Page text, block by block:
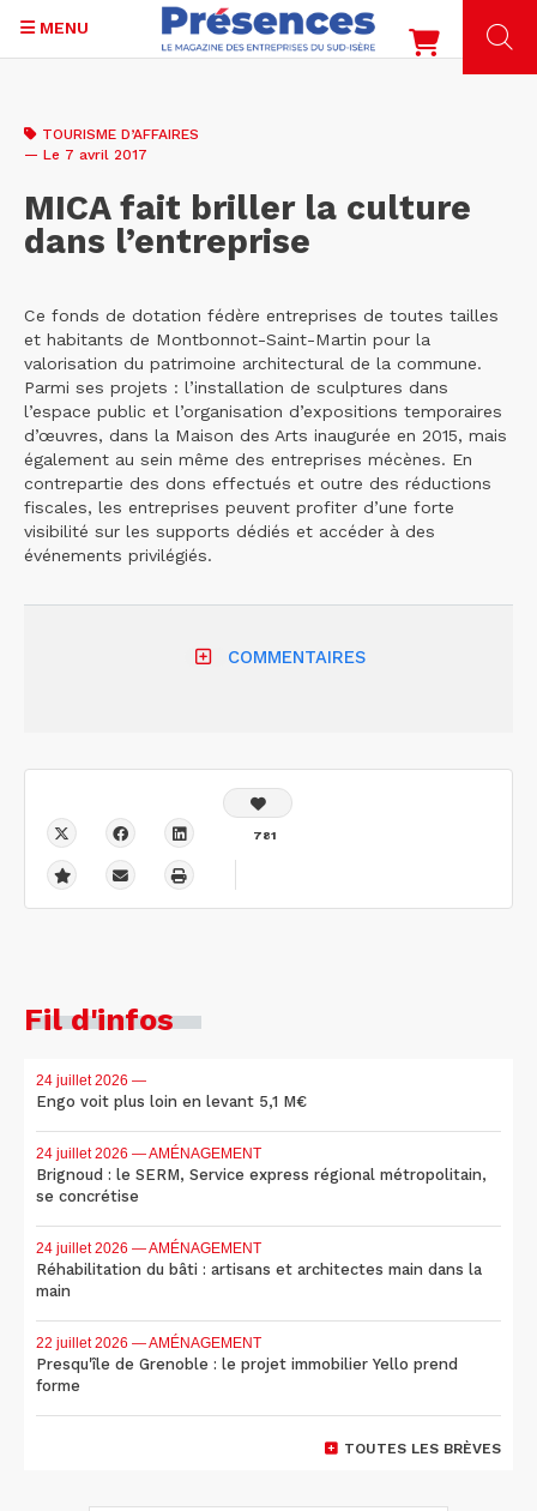
contenu
MENU
TOURISME D’AFFAIRES
— Le 7 avril 2017
MICA fait briller la culture
dans l’entreprise
Ce fonds de dotation fédère entreprises de toutes tailles
et habitants de Montbonnot-Saint-Martin pour la
valorisation du patrimoine architectural de la commune.
Parmi ses projets : l’installation de sculptures dans
l’espace public et l’organisation d’expositions temporaires
d’œuvres, dans la Maison des Arts inaugurée en 2015, mais
également au sein même des entreprises mécènes. En
contrepartie des dons effectués et outre des réductions
fiscales, les entreprises peuvent profiter d’une forte
visibilité sur les supports dédiés et accéder à des
événements privilégiés.
COMMENTAIRES
781
Fil d'infos
24 juillet 2026 —
Engo voit plus loin en levant 5,1 M€
24 juillet 2026 — AMÉNAGEMENT
Brignoud : le SERM, Service express régional métropolitain,
se concrétise
24 juillet 2026 — AMÉNAGEMENT
Réhabilitation du bâti : artisans et architectes main dans la
main
22 juillet 2026 — AMÉNAGEMENT
Presqu'île de Grenoble : le projet immobilier Yello prend
forme
TOUTES LES BRÈVES